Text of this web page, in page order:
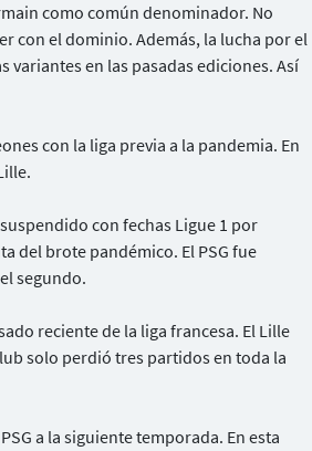
como común denominador. No
con el dominio. Además, la lucha por el
variantes en las pasadas ediciones. Así
con la liga previa a la pandemia. En
con fechas Ligue 1 por
del brote pandémico. El PSG fue
segundo.
reciente de la liga francesa. El Lille
solo perdió tres partidos en toda la
a la siguiente temporada. En esta